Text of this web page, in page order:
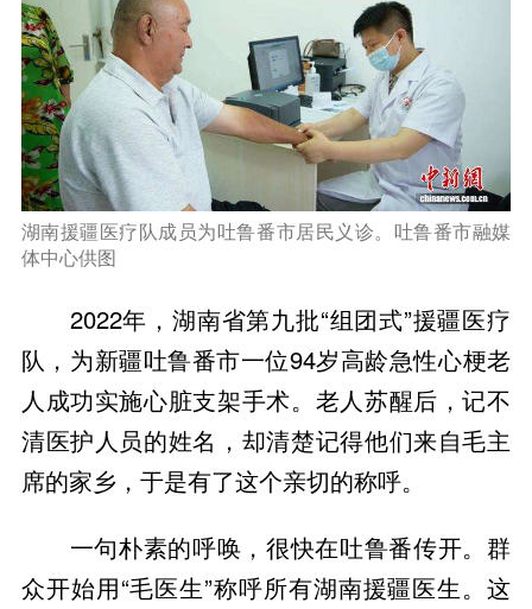
湖南援疆医疗队成员为吐鲁番市居民义诊。吐鲁番市融媒
体中心供图
2022年，湖南省第九批“组团式”援疆医疗
队，为新疆吐鲁番市一位94岁高龄急性心梗老
人成功实施心脏支架手术。老人苏醒后，记不
清医护人员的姓名，却清楚记得他们来自毛主
席的家乡，于是有了这个亲切的称呼。
一句朴素的呼唤，很快在吐鲁番传开。群
众开始用“毛医生”称呼所有湖南援疆医生。这